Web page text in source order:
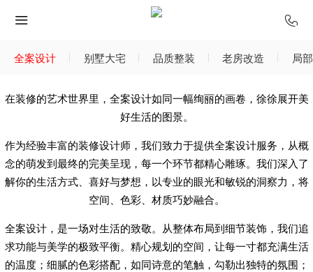
全案设计 别墅大宅 品质整装 老房改造 局
在装修的艺术世界里，全案设计如同一幅绚丽的画卷，徐徐展开美
好生活的图景。
作为经验丰富的装修设计师，我们致力于提供全案设计服务，从概
念的萌发到最终的完美呈现，每一个环节都精心雕琢。我们深入了
解你的生活方式、喜好与梦想，以专业的眼光和敏锐的洞察力，将
空间、色彩、材质巧妙融合。
全案设计，是一场对生活的致敬。从整体布局到细节装饰，我们追
求功能与美学的极致平衡。精心规划的空间，让每一寸都充满生活
的温度；细腻的色彩搭配，如同诗意的笔触，勾勒出独特的氛围；